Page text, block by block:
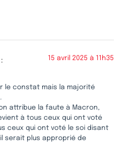
15 avril 2025 à 11h35
le constat mais la majorité
attribue la faute à Macron,
à tous ceux qui ont voté
ceux qui ont voté le soi disant
serait plus approprié de